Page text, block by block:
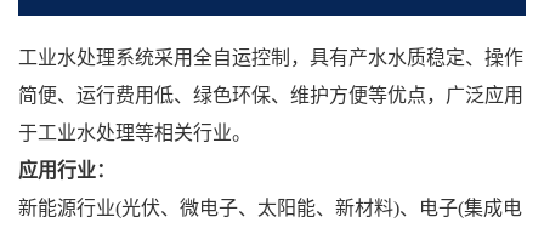
工业水处理系统采用全自运控制，具有产水水质稳定、操作
简便、运行费用低、绿色环保、维护方便等优点，广泛应用
于工业水处理等相关行业。
应用行业：
新能源行业(光伏、微电子、太阳能、新材料)、电子(集成电